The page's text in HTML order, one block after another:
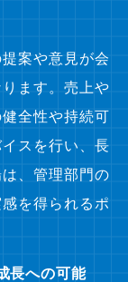
案や意見が会
ます。売上や
全性や持続可
スを行い、長
、管理部門の
を得られるポ
長への可能